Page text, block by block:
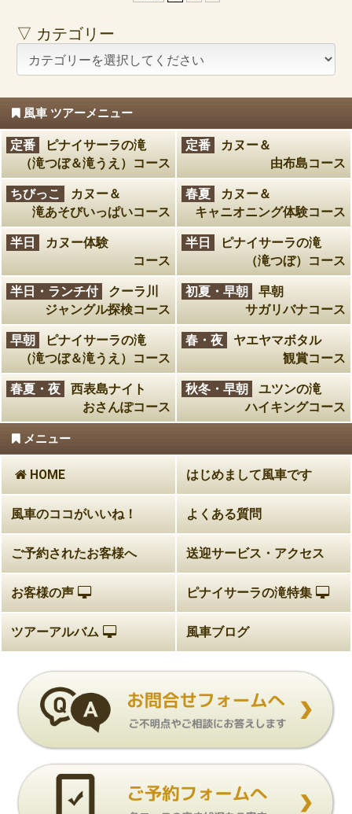
▽ カテゴリー
風車 ツアーメニュー
定番
ピナイサーラの滝
（滝つぼ＆滝うえ）コース
定番
カヌー＆
由布島コース
ちびっこ
カヌー＆
滝あそびいっぱいコース
春夏
カヌー＆
キャニオニング体験コース
半日
カヌー体験
コース
半日
ピナイサーラの滝
（滝つぼ）コース
半日・ランチ付
クーラ川
ジャングル探検コース
初夏・早朝
早朝
サガリバナコース
早朝
ピナイサーラの滝
（滝つぼ＆滝うえ）コース
春・夜
ヤエヤマボタル
観賞コース
春夏・夜
西表島ナイト
おさんぽコース
秋冬・早朝
ユツンの滝
ハイキングコース
メニュー
HOME はじめまして風車です
風車のココがいいね！ よくある質問
ご予約されたお客様へ 送迎サービス・アクセス
お客様の声 ピナイサーラの滝特集
ツアーアルバム 風車ブログ